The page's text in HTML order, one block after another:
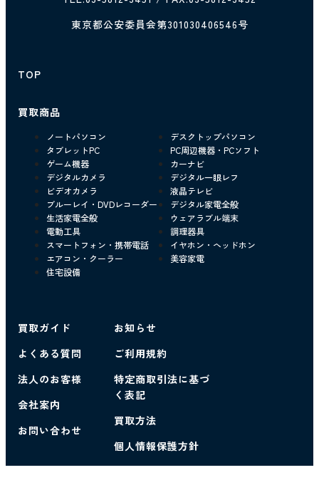
東京都公安委員会第301030406546号
TOP
買取商品
ノートパソコン
デスクトップパソコン
タブレットPC
PC周辺機器・PCソフト
ゲーム機器
カーナビ
デジタルカメラ
デジタル一眼レフ
ビデオカメラ
液晶テレビ
ブルーレイ・DVDレコーダー
デジタル家電全般
生活家電全般
ウェアラブル端末
電動工具
調理器具
スマートフォン・携帯電話
イヤホン・ヘッドホン
エアコン・クーラー
美容家電
住宅設備
買取ガイド
よくある質問
法人のお客様
会社案内
お問い合わせ
お知らせ
ご利用規約
特定商取引法に基づ
く表記
買取方法
個人情報保護方針